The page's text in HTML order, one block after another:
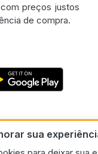
sua
preços justos
de compra.
GERAL GEEK PORTAL